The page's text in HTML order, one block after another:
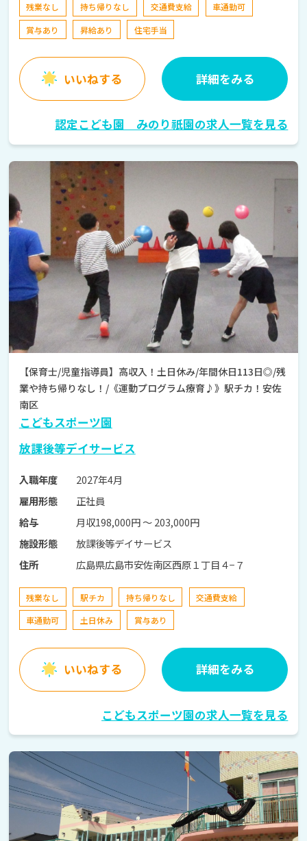
残業なし 持ち帰りなし 交通費支給
車通勤可
賞与あり
昇給あり 住宅手当
いいねする 詳細をみる
認定こども園 みのり祇園の求人一覧を見る
【保育士/児童指導員】高収入！土日休み/年間休日113日◎/残
業や持ち帰りなし！/《運動プログラム療育♪》駅チカ！安佐
南区
こどもスポーツ園
放課後等デイサービス
入職年度
2027年4月
雇用形態
正社員
給与
月収198,000円 〜 203,000円
施設形態
放課後等デイサービス
住所
広島県広島市安佐南区西原１丁目４−７
残業なし 駅チカ 持ち帰りなし
交通費支給
車通勤可
土日休み 賞与あり
いいねする 詳細をみる
こどもスポーツ園の求人一覧を見る